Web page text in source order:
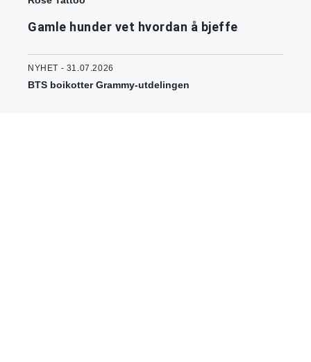
Gamle hunder vet hvordan å bjeffe
NYHET - 31.07.2026
BTS boikotter Grammy-utdelingen